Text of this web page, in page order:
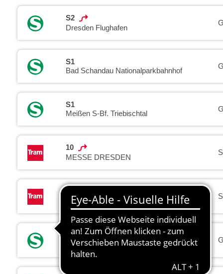
S2
Dresden Flughafen
S1
Bad Schandau Nationalparkbahnhof
S1
Meißen S-Bf. Triebischtal
10
MESSE DRESDEN
Tolkewitz
S2
Dresden Hauptbahnhof